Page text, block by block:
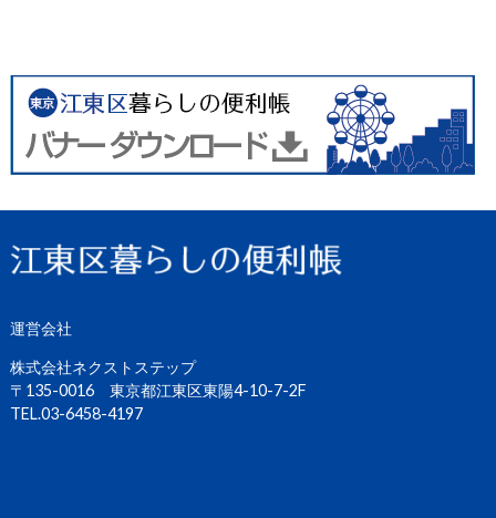
運営会社
株式会社ネクストステップ
〒135-0016 東京都江東区東陽4-10-7-2F
TEL.03-6458-4197